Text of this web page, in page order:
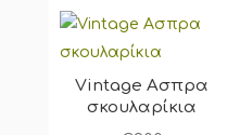
Vintage Ασπρα
σκουλαρίκια